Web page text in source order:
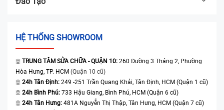
HỆ THỐNG SHOWROOM
TRUNG TÂM SỬA CHỮA - QUẬN 10: 260 Đường 3 Tháng 2, Phường
Hòa Hưng, TP. HCM (Quận 10 cũ)
24h Tân Định: 249 -251 Trần Quang Khải, Tân Định, HCM (Quận 1 cũ)
24h Bình Phú: 733 Hậu Giang, Bình Phú, HCM (Quận 6 cũ)
24h Tân Hưng: 481A Nguyễn Thị Thập, Tân Hưng, HCM (Quận 7 cũ)